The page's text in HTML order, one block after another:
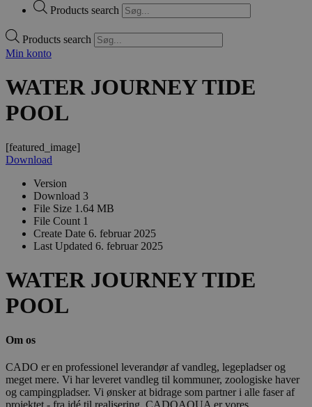
Products search
Products search
Min konto
WATER JOURNEY TIDE
POOL
[featured_image]
Download
Version
Download 3
File Size 1.64 MB
File Count 1
Create Date 6. februar 2025
Last Updated 6. februar 2025
WATER JOURNEY TIDE
POOL
Om os
CADO er en professionel leverandør af vandleg, legepladser og
meget mere. Vi har leveret vandleg til kommuner, zoologiske haver
og campingpladser. Vi ønsker at bidrage som partner i alle faser af
projektet - fra idé til realisering. CADOAQUA er vores